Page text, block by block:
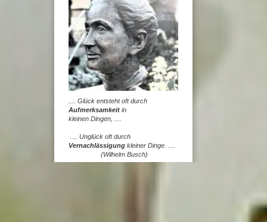
.... Glück entsteht oft durch
Aufmerksamkeit in
kleinen Dingen, ....
.... Unglück oft durch
Vernachlässigung kleiner Dinge. ....
(Wilhelm Busch)